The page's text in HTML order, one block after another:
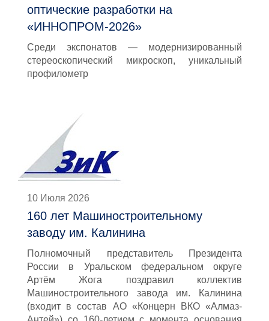
оптические разработки на
«ИННОПРОМ-2026»
Среди экспонатов — модернизированный
стереоскопический микроскоп, уникальный
профилометр
10 Июля 2026
160 лет Машиностроительному
заводу им. Калинина
Полномочный представитель Президента
России в Уральском федеральном округе
Артём Жога поздравил коллектив
Машиностроительного завода им. Калинина
(входит в состав АО «Концерн ВКО «Алмаз-